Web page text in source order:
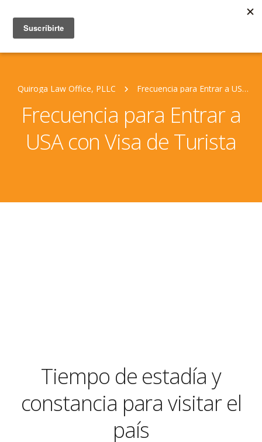
Quiroga Law Office, PLLC Frecuencia para Entrar a USA con Visa de Turista
Frecuencia para Entrar a
USA con Visa de Turista
Tiempo de estadía y
constancia para visitar el
país